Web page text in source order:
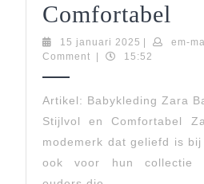
Comfortabel
En
15 januari 2025 15
januari
em-
Comment
15:52
Artikel: Babykleding Zara
Stijlvol en Comfortabel
modemerk dat geliefd is
ook voor hun collectie